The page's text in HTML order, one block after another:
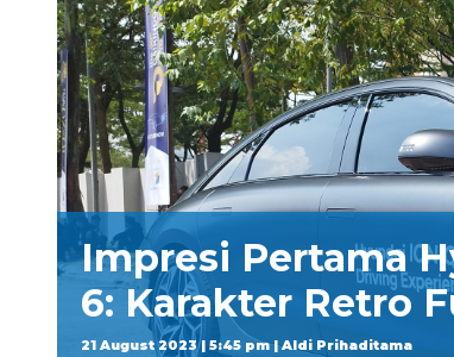
Impresi Pertama
6: Karakter Retro
21 August 2023 | 5:45 pm | Aldi Prihaditama